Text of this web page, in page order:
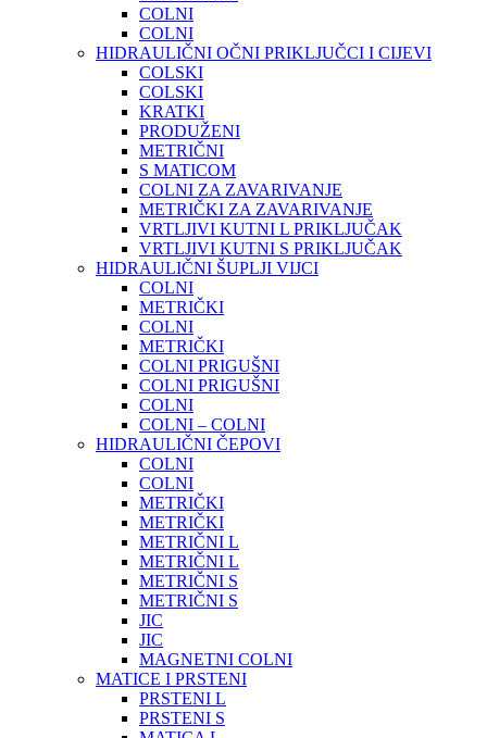
COLNI
COLNI
HIDRAULIČNI OČNI PRIKLJUČCI I CIJEVI
COLSKI
COLSKI
KRATKI
PRODUŽENI
METRIČNI
S MATICOM
COLNI ZA ZAVARIVANJE
METRIČKI ZA ZAVARIVANJE
VRTLJIVI KUTNI L PRIKLJUČAK
VRTLJIVI KUTNI S PRIKLJUČAK
HIDRAULIČNI ŠUPLJI VIJCI
COLNI
METRIČKI
COLNI
METRIČKI
COLNI PRIGUŠNI
COLNI PRIGUŠNI
COLNI
COLNI – COLNI
HIDRAULIČNI ČEPOVI
COLNI
COLNI
METRIČKI
METRIČKI
METRIČNI L
METRIČNI L
METRIČNI S
METRIČNI S
JIC
JIC
MAGNETNI COLNI
MATICE I PRSTENI
PRSTENI L
PRSTENI S